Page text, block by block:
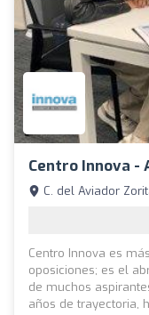
Centro Innova -
C. del Aviador
Centro Innova es
oposiciones; es el
de muchos
años de trayectoria,